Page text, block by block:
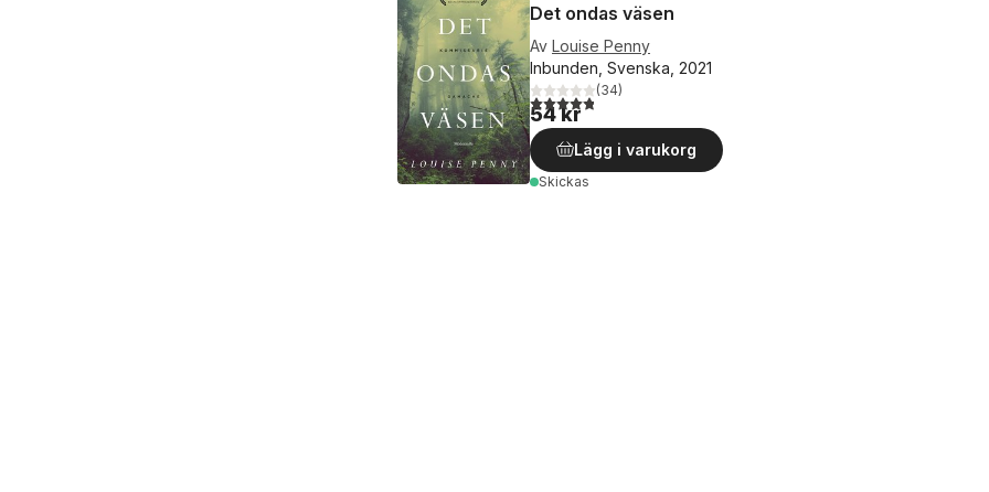
Det ondas väsen
Av Louise Penny
Inbunden, Svenska, 2021
4,8utav 5 stjärnor. Totalt antal röster:
(34)
54 kr
Lägg i varukorg
Skickas